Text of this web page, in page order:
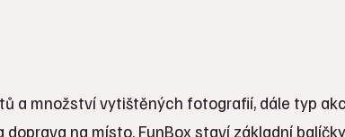
a množství vytištěných fotografií, dále typ
na místo. FunBox staví základní balíčky